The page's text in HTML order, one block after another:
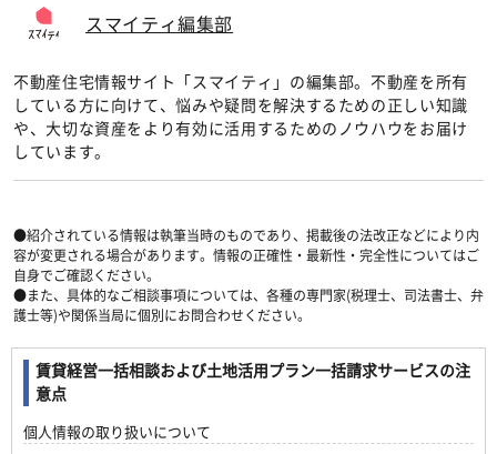
スマイティ編集部
不動産住宅情報サイト「スマイティ」の編集部。不動産を所有
している方に向けて、悩みや疑問を解決するための正しい知識
や、大切な資産をより有効に活用するためのノウハウをお届け
しています。
●紹介されている情報は執筆当時のものであり、掲載後の法改正などにより内
容が変更される場合があります。情報の正確性・最新性・完全性についてはご
自身でご確認ください。
●また、具体的なご相談事項については、各種の専門家(税理士、司法書士、弁
護士等)や関係当局に個別にお問合わせください。
賃貸経営一括相談および土地活用プラン一括請求サービスの注
意点
個人情報の取り扱いについて